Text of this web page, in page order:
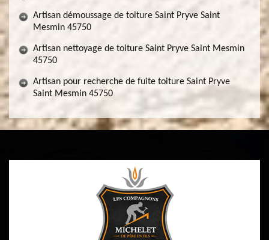
Artisan démoussage de toiture Saint Pryve Saint
Mesmin 45750
Artisan nettoyage de toiture Saint Pryve Saint Mesmin
45750
Artisan pour recherche de fuite toiture Saint Pryve
Saint Mesmin 45750